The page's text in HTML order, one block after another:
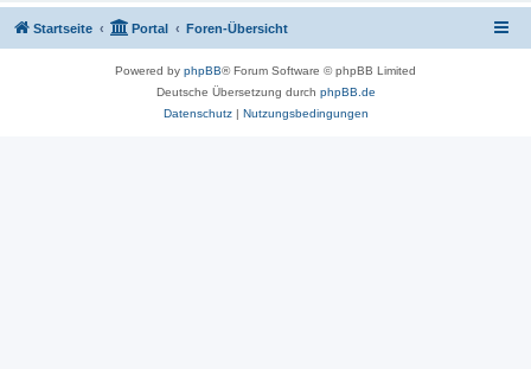
Startseite Portal Foren-Übersicht
Powered by phpBB® Forum Software © phpBB Limited
Deutsche Übersetzung durch phpBB.de
Datenschutz| Nutzungsbedingungen